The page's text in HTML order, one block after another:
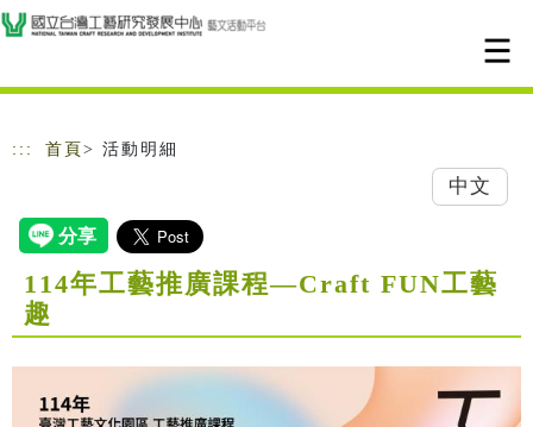
跳到主要內容
網站導覽
::: 首頁 > 活動明細
中文
114年工藝推廣課程—Craft FUN工藝
趣